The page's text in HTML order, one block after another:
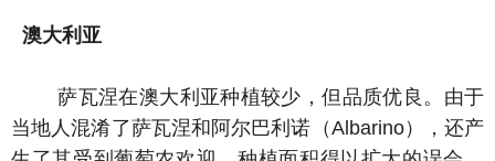
澳大利亚
萨瓦涅在澳大利亚种植较少，但品质优良。由于
当地人混淆了萨瓦涅和阿尔巴利诺（Albarino），还产